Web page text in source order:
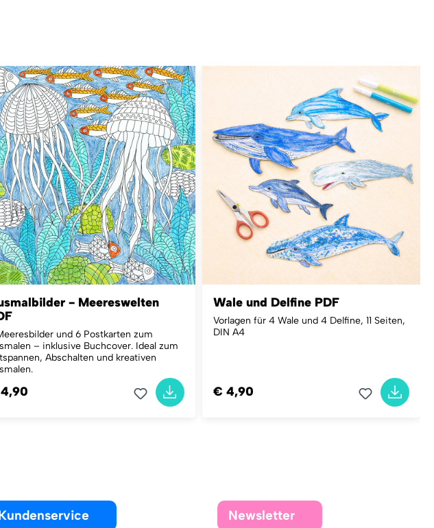
- Meereswelten
und 6 Postkarten zum
– inklusive Buchcover. Ideal zum
Abschalten und kreativen
Wale und Delfine PDF
Vorlagen für 4 Wale und 4 Delfine, 11 Seiten,
DIN A4
€ 4,90
Newsletter